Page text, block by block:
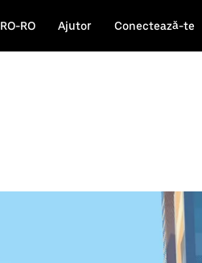
RO-RO Ajutor Conectează-te